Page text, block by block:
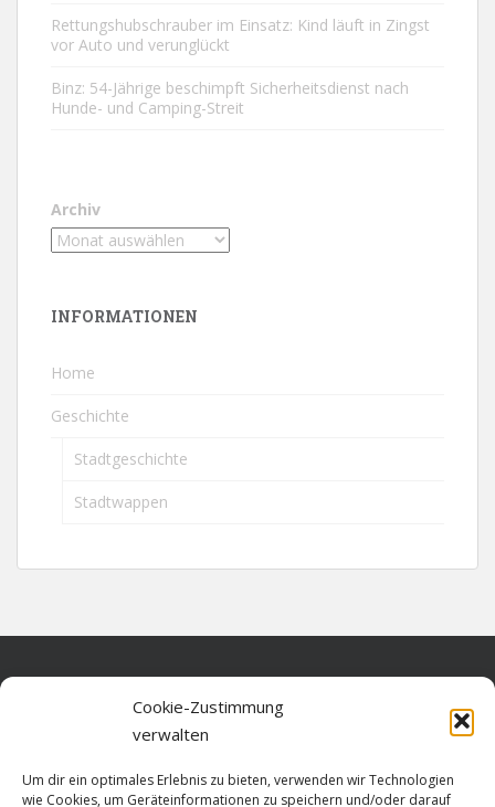
Cookie-Zustimmung
verwalten
Um dir ein optimales Erlebnis zu bieten, verwenden wir Technologien
wie Cookies, um Geräteinformationen zu speichern und/oder darauf
Rettungshubschrauber im Einsatz: Kind läuft in Zingst
vor Auto und verunglückt
Binz: 54-Jährige beschimpft Sicherheitsdienst nach
Hunde- und Camping-Streit
Archiv
INFORMATIONEN
Home
Geschichte
Stadtgeschichte
Stadtwappen
Datenschutz